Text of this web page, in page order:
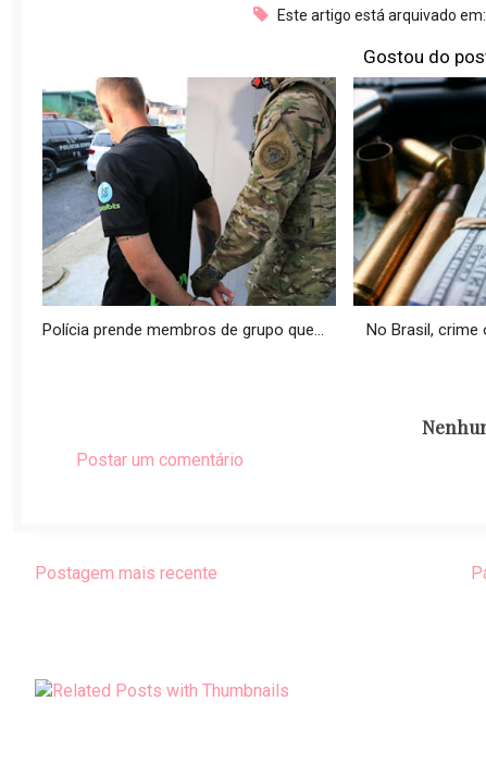
Este artigo está arquivado
Gostou do
Polícia prende membros de grupo que... No Brasil, crime
Postar um comentário
Postagem mais recente